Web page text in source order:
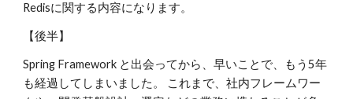
Redisに関する内容になります。
【後半】
Spring Framework と出会ってから、早いことで、もう5年
も経過してしまいました。 これまで、社内フレームワー